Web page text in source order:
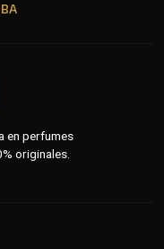
en perfumes
originales.